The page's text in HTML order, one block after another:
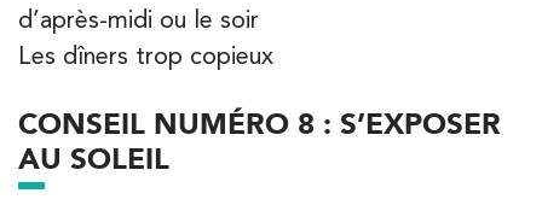
d’après-midi ou le soir
Les dîners trop copieux
CONSEIL NUMÉRO 8 : S’EXPOSER
AU SOLEIL